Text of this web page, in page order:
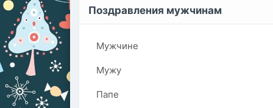
Поздравления мужчинам
Мужчине
Мужу
Папе